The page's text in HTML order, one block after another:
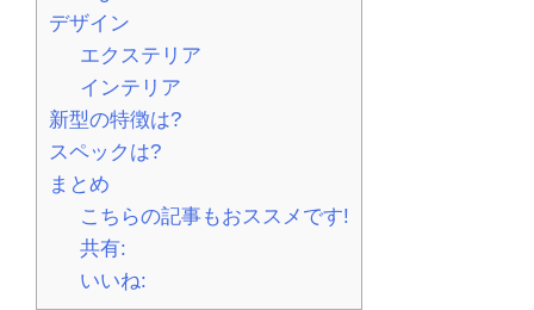
デザイン
エクステリア
インテリア
新型の特徴は?
スペックは?
まとめ
こちらの記事もおススメです!
共有:
いいね: